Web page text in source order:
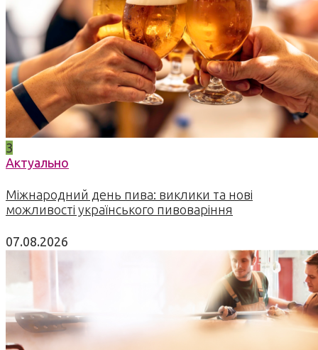
3
Актуально
Міжнародний день пива: виклики та нові
можливості українського пивоваріння
07.08.2026